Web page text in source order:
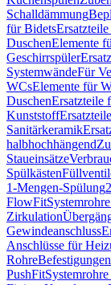
Schalldämmung
für Bidets
DuschenElemente
Geschirrspüler
SystemwändeFür
WCsElemente für
DuschenErsatzteile
Kunststoff
Sanitärkeramik
halbhochhängend
Staueinsätze
Spülkästen
1-Mengen-Spülung
FlowFit
Zirkulation
Gewindeanschluss
Anschlüsse für
Rohre
PushFit